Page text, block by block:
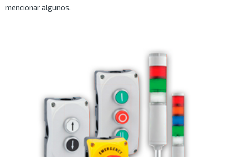
mencionar algunos.